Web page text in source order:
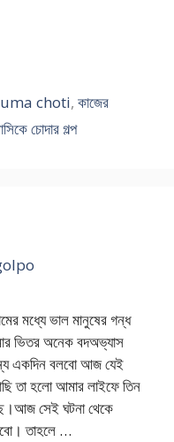
choti,কাজের
চোদার গল্প
মধ্যে ভাল মানুষের গন্ধ
ভিতর অনেক বদঅভ্যাস
একদিন বলবো আজ যেই
তা হলো আমার লাইফে তিন
সেই ঘটনা থেকে
তাহলে …